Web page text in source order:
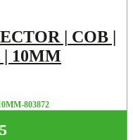
| COB |
| 10MM
803872